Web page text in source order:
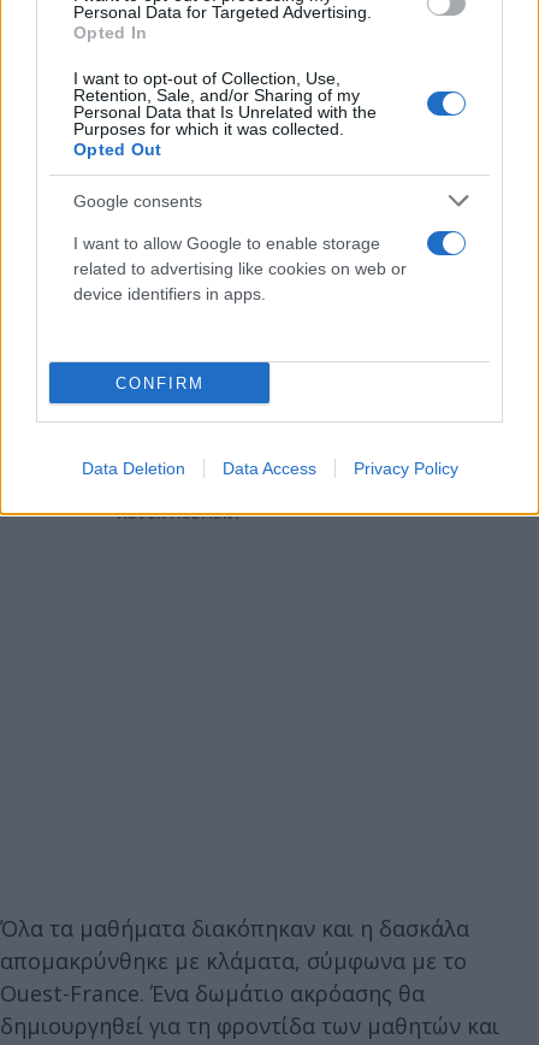
Personal Data for Targeted Advertising.
Opted In
I want to opt-out of Collection, Use,
Retention, Sale, and/or Sharing of my
Personal Data that Is Unrelated with the
Purposes for which it was collected.
Opted Out
Google consents
I want to allow Google to enable storage
related to advertising like cookies on web or
device identifiers in apps.
CONFIRM
Data Deletion Data Access Privacy Policy
ισλαμισμού από το προφίλ της του ανήλικου
έχουν επιβεβαιωθεί από την έρευνα.
Όλα τα μαθήματα διακόπηκαν και η δασκάλα
απομακρύνθηκε με κλάματα, σύμφωνα με το
Ouest-France. Ένα δωμάτιο ακρόασης θα
δημιουργηθεί για τη φροντίδα των μαθητών και